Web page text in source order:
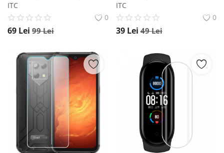
ITC
0
69 Lei 99Lei
ITC
0
39 Lei 49Lei